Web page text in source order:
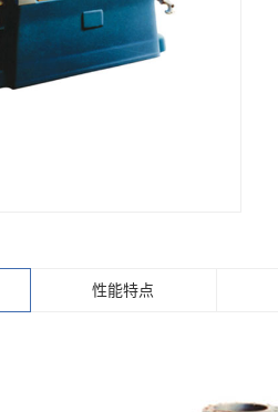
AY型多级离心油泵
DSJH型石油化工流程泵
DK型中开离心泵
性能特点